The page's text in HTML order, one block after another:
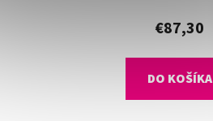
€87,30
DO KOŠÍKA